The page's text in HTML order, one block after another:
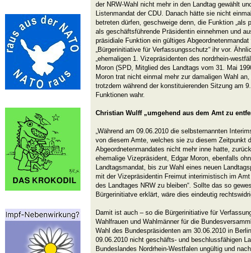
der NRW-Wahl nicht mehr in den Landtag gewählt
Listenmandat der CDU. Danach hätte sie nicht
betreten dürfen, geschweige denn, die Funktion „als
als geschäftsführende Präsidentin einnehmen und
präsidiale Funktion ein gültiges
„Bürgerinitiative für Verfassungsschutz“ ihr vor.
„ehemaligen 1. Vizepräsidenten des nordrhein-
Moron (SPD, Mitglied des Landtags vom 31. Mai
Moron trat nicht einmal mehr zur damaligen Wahl
trotzdem während der konstituierenden Sitzung am
Funktionen wahr.
Christian Wulff „umgehend aus dem Amt zu
„Während am 09.06.2010 die selbsternannten
von diesem Amte, welches sie zu diesem Zeitpunkt
Abgeordnetenmandates nicht mehr inne hatte,
ehemalige Vizepräsident, Edgar Moron, ebenfalls
Landtagsmandat, bis zur Wahl eines neuen
mit der Vizepräsidentin Freimut interimistisch im
des Landtages NRW zu bleiben“. Sollte das so
Bürgerinitiatve erklärt, wäre dies eindeutig
Damit ist auch – so die Bürgerinitiative für
Wahlfrauen und Wahlmänner für die
Wahl des Bundespräsidenten am 30.06.2010 in
09.06.2010 nicht geschäfts- und beschlussfähigen
Bundeslandes Nordrhein-Westfalen ungültig und